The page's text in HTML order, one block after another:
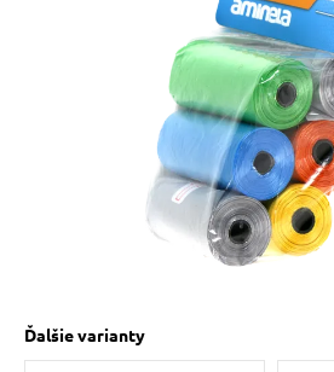
Ďalšie varianty